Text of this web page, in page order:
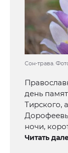
Сон-трава.
день
Тирского,
ночи,
Читать